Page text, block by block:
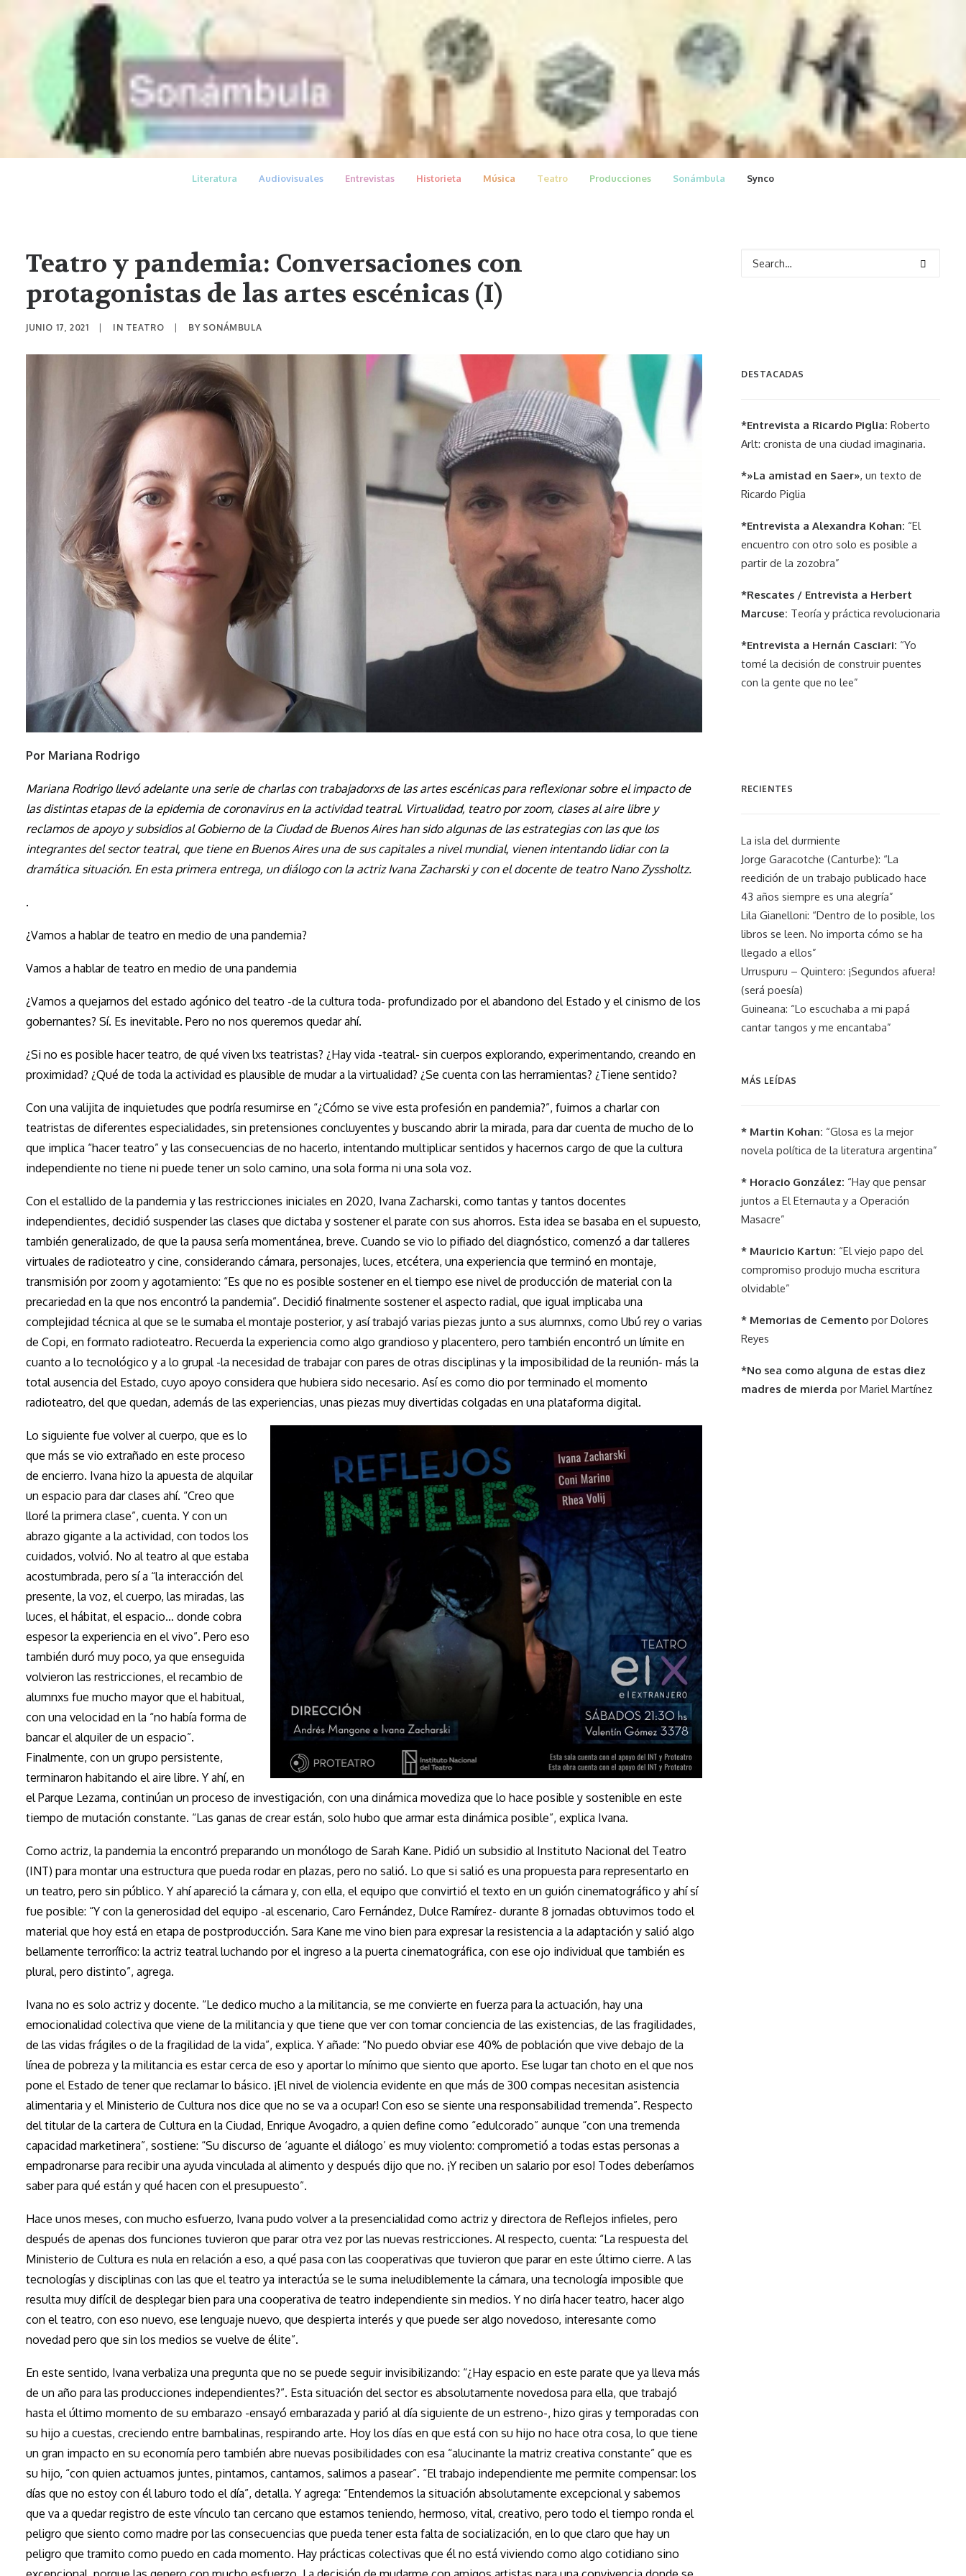
Literatura Audiovisuales Entrevistas Historieta Música Teatro Producciones Sonámbula Synco
Teatro y pandemia: Conversaciones con
protagonistas de las artes escénicas (I)
JUNIO 17, 2021 IN TEATRO BY SONÁMBULA
Por Mariana Rodrigo
Mariana Rodrigo llevó adelante una serie de charlas con trabajadorxs de las artes escénicas para reflexionar sobre el impacto de
las distintas etapas de la epidemia de coronavirus en la actividad teatral. Virtualidad, teatro por zoom, clases al aire libre y
reclamos de apoyo y subsidios al Gobierno de la Ciudad de Buenos Aires han sido algunas de las estrategias con las que los
integrantes del sector teatral, que tiene en Buenos Aires una de sus capitales a nivel mundial, vienen intentando lidiar con la
dramática situación. En esta primera entrega, un diálogo con la actriz Ivana Zacharski y con el docente de teatro Nano Zyssholtz.
.
¿Vamos a hablar de teatro en medio de una pandemia?
Vamos a hablar de teatro en medio de una pandemia
¿Vamos a quejarnos del estado agónico del teatro -de la cultura toda- profundizado por el abandono del Estado y el cinismo de los
gobernantes? Sí. Es inevitable. Pero no nos queremos quedar ahí.
¿Si no es posible hacer teatro, de qué viven lxs teatristas? ¿Hay vida -teatral- sin cuerpos explorando, experimentando, creando en
proximidad? ¿Qué de toda la actividad es plausible de mudar a la virtualidad? ¿Se cuenta con las herramientas? ¿Tiene sentido?
Con una valijita de inquietudes que podría resumirse en “¿Cómo se vive esta profesión en pandemia?”, fuimos a charlar con
teatristas de diferentes especialidades, sin pretensiones concluyentes y buscando abrir la mirada, para dar cuenta de mucho de lo
que implica “hacer teatro” y las consecuencias de no hacerlo, intentando multiplicar sentidos y hacernos cargo de que la cultura
independiente no tiene ni puede tener un solo camino, una sola forma ni una sola voz.
Con el estallido de la pandemia y las restricciones iniciales en 2020, Ivana Zacharski, como tantas y tantos docentes
independientes, decidió suspender las clases que dictaba y sostener el parate con sus ahorros. Esta idea se basaba en el supuesto,
también generalizado, de que la pausa sería momentánea, breve. Cuando se vio lo pifiado del diagnóstico, comenzó a dar talleres
virtuales de radioteatro y cine, considerando cámara, personajes, luces, etcétera, una experiencia que terminó en montaje,
transmisión por zoom y agotamiento: “Es que no es posible sostener en el tiempo ese nivel de producción de material con la
precariedad en la que nos encontró la pandemia”. Decidió finalmente sostener el aspecto radial, que igual implicaba una
complejidad técnica al que se le sumaba el montaje posterior, y así trabajó varias piezas junto a sus alumnxs, como Ubú rey o varias
de Copi, en formato radioteatro. Recuerda la experiencia como algo grandioso y placentero, pero también encontró un límite en
cuanto a lo tecnológico y a lo grupal -la necesidad de trabajar con pares de otras disciplinas y la imposibilidad de la reunión- más la
total ausencia del Estado, cuyo apoyo considera que hubiera sido necesario. Así es como dio por terminado el momento
radioteatro, del que quedan, además de las experiencias, unas piezas muy divertidas colgadas en una plataforma digital.
Lo siguiente fue volver al cuerpo, que es lo
que más se vio extrañado en este proceso
de encierro. Ivana hizo la apuesta de alquilar
un espacio para dar clases ahí. “Creo que
lloré la primera clase”, cuenta. Y con un
abrazo gigante a la actividad, con todos los
cuidados, volvió. No al teatro al que estaba
acostumbrada, pero sí a “la interacción del
presente, la voz, el cuerpo, las miradas, las
luces, el hábitat, el espacio… donde cobra
espesor la experiencia en el vivo”. Pero eso
también duró muy poco, ya que enseguida
volvieron las restricciones, el recambio de
alumnxs fue mucho mayor que el habitual,
con una velocidad en la “no había forma de
bancar el alquiler de un espacio”.
Finalmente, con un grupo persistente,
terminaron habitando el aire libre. Y ahí, en
el Parque Lezama, continúan un proceso de investigación, con una dinámica movediza que lo hace posible y sostenible en este
tiempo de mutación constante. “Las ganas de crear están, solo hubo que armar esta dinámica posible”, explica Ivana.
Como actriz, la pandemia la encontró preparando un monólogo de Sarah Kane. Pidió un subsidio al Instituto Nacional del Teatro
(INT) para montar una estructura que pueda rodar en plazas, pero no salió. Lo que si salió es una propuesta para representarlo en
un teatro, pero sin público. Y ahí apareció la cámara y, con ella, el equipo que convirtió el texto en un guión cinematográfico y ahí sí
fue posible: “Y con la generosidad del equipo -al escenario, Caro Fernández, Dulce Ramírez- durante 8 jornadas obtuvimos todo el
material que hoy está en etapa de postproducción. Sara Kane me vino bien para expresar la resistencia a la adaptación y salió algo
bellamente terrorífico: la actriz teatral luchando por el ingreso a la puerta cinematográfica, con ese ojo individual que también es
plural, pero distinto”, agrega.
Ivana no es solo actriz y docente. “Le dedico mucho a la militancia, se me convierte en fuerza para la actuación, hay una
emocionalidad colectiva que viene de la militancia y que tiene que ver con tomar conciencia de las existencias, de las fragilidades,
de las vidas frágiles o de la fragilidad de la vida”, explica. Y añade: “No puedo obviar ese 40% de población que vive debajo de la
línea de pobreza y la militancia es estar cerca de eso y aportar lo mínimo que siento que aporto. Ese lugar tan choto en el que nos
pone el Estado de tener que reclamar lo básico. ¡El nivel de violencia evidente en que más de 300 compas necesitan asistencia
alimentaria y el Ministerio de Cultura nos dice que no se va a ocupar! Con eso se siente una responsabilidad tremenda”. Respecto
del titular de la cartera de Cultura en la Ciudad, Enrique Avogadro, a quien define como “edulcorado” aunque “con una tremenda
capacidad marketinera”, sostiene: “Su discurso de ‘aguante el diálogo’ es muy violento: comprometió a todas estas personas a
empadronarse para recibir una ayuda vinculada al alimento y después dijo que no. ¡Y reciben un salario por eso! Todes deberíamos
saber para qué están y qué hacen con el presupuesto”.
Hace unos meses, con mucho esfuerzo, Ivana pudo volver a la presencialidad como actriz y directora de Reflejos infieles, pero
después de apenas dos funciones tuvieron que parar otra vez por las nuevas restricciones. Al respecto, cuenta: “La respuesta del
Ministerio de Cultura es nula en relación a eso, a qué pasa con las cooperativas que tuvieron que parar en este último cierre. A las
tecnologías y disciplinas con las que el teatro ya interactúa se le suma ineludiblemente la cámara, una tecnología imposible que
resulta muy difícil de desplegar bien para una cooperativa de teatro independiente sin medios. Y no diría hacer teatro, hacer algo
con el teatro, con eso nuevo, ese lenguaje nuevo, que despierta interés y que puede ser algo novedoso, interesante como
novedad pero que sin los medios se vuelve de élite”.
En este sentido, Ivana verbaliza una pregunta que no se puede seguir invisibilizando: “¿Hay espacio en este parate que ya lleva más
de un año para las producciones independientes?”. Esta situación del sector es absolutamente novedosa para ella, que trabajó
hasta el último momento de su embarazo -ensayó embarazada y parió al día siguiente de un estreno-, hizo giras y temporadas con
su hijo a cuestas, creciendo entre bambalinas, respirando arte. Hoy los días en que está con su hijo no hace otra cosa, lo que tiene
un gran impacto en su economía pero también abre nuevas posibilidades con esa “alucinante la matriz creativa constante” que es
su hijo, “con quien actuamos juntes, pintamos, cantamos, salimos a pasear”. “El trabajo independiente me permite compensar: los
días que no estoy con él laburo todo el día”, detalla. Y agrega: “Entendemos la situación absolutamente excepcional y sabemos
que va a quedar registro de este vínculo tan cercano que estamos teniendo, hermoso, vital, creativo, pero todo el tiempo ronda el
peligro que siento como madre por las consecuencias que pueda tener esta falta de socialización, en lo que claro que hay un
peligro que tramito como puedo en cada momento. Hay prácticas colectivas que él no está viviendo como algo cotidiano sino
DESTACADAS
*Entrevista a Ricardo Piglia: Roberto
Arlt: cronista de una ciudad imaginaria.
*»La amistad en Saer», un texto de
Ricardo Piglia
*Entrevista a Alexandra Kohan: “El
encuentro con otro solo es posible a
partir de la zozobra”
*Rescates / Entrevista a Herbert
Marcuse: Teoría y práctica revolucionaria
*Entrevista a Hernán Casciari: “Yo
tomé la decisión de construir puentes
con la gente que no lee”
RECIENTES
La isla del durmiente
Jorge Garacotche (Canturbe): “La
reedición de un trabajo publicado hace
43 años siempre es una alegría”
Lila Gianelloni: “Dentro de lo posible, los
libros se leen. No importa cómo se ha
llegado a ellos”
Urruspuru – Quintero: ¡Segundos afuera!
(será poesía)
Guineana: “Lo escuchaba a mi papá
cantar tangos y me encantaba”
MÁS LEÍDAS
* Martin Kohan: “Glosa es la mejor
novela política de la literatura argentina”
* Horacio González: “Hay que pensar
juntos a El Eternauta y a Operación
Masacre”
* Mauricio Kartun: “El viejo papo del
compromiso produjo mucha escritura
olvidable”
* Memorias de Cemento por Dolores
Reyes
*No sea como alguna de estas diez
madres de mierda por Mariel Martínez